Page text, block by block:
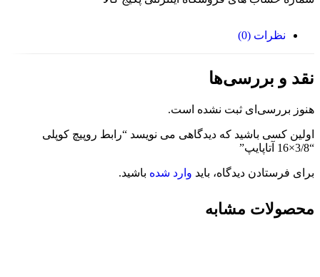
نظرات (0)
نقد و بررسی‌ها
هنوز بررسی‌ای ثبت نشده است.
اولین کسی باشید که دیدگاهی می نویسد “رابط روپیچ کوپلی
“3/8×16 آتاپایپ”
برای فرستادن دیدگاه، باید وارد شده باشید.
محصولات مشابه